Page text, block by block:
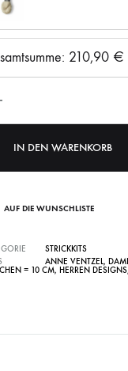
210,90 €
IN DEN WARENKORB
AUF DIE WUNSCHLISTE
STRICKKITS
ANNE VENTZEL,
= 10 CM, HERREN DESIGNS,